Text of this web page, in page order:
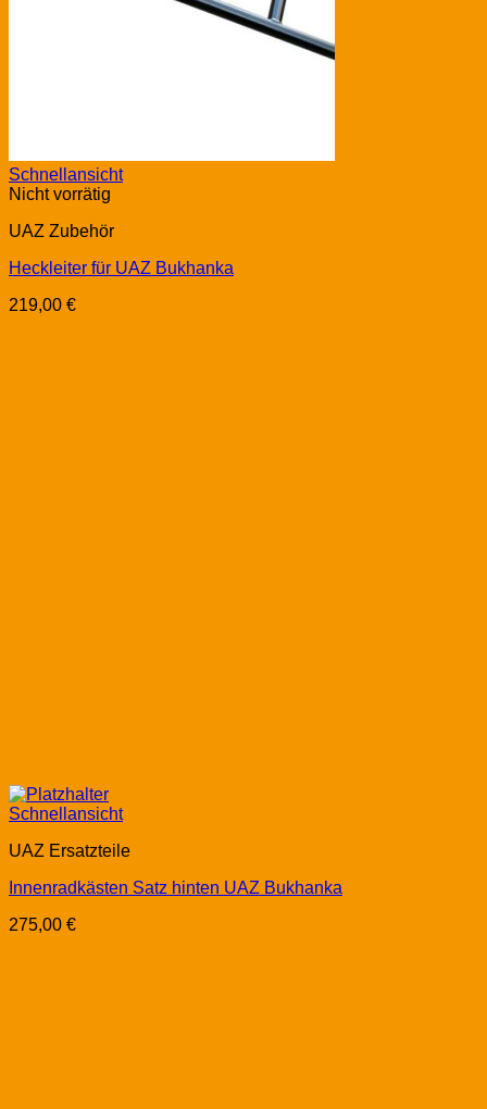
Schnellansicht
Nicht vorrätig
UAZ Zubehör
Heckleiter für UAZ Bukhanka
219,00 €
Schnellansicht
UAZ Ersatzteile
Innenradkästen Satz hinten UAZ Bukhanka
275,00 €